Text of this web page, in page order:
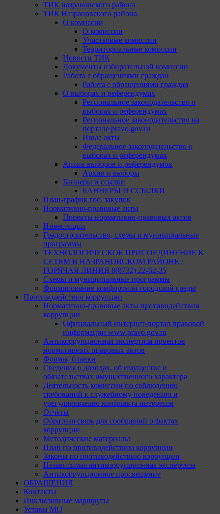
ТИК назрановского района
ТИК Назрановского района
О комиссии
О комиссии
Участковые комиссии
Территориальные комиссии
Новости ТИК
Документы избирательной комиссии
Работа с обращениями граждан
Работа с обращениями граждан
О выборах и референдумах
Региональное законодательство о
выборах и референдумах
Региональное законодательство на
портале pravo.gov.ru
Иные акты
Федеральное законодательство о
выборах и референдумах
Архив выборов и референдумов
Архив и выборы
Баннеры и ссылки
БАННЕРЫ И ССЫЛКИ
План-график гос. закупок
Нормативно-правовые акты
Проекты нормативно-правовых актов
Инвестиции
Градостроительство, схемы и муниципальные
программы
ТЕХНОЛОГИЧЕСКОЕ ПРИСОЕДИНЕНИЕ К
СЕТЯМ В НАЗРАНОВСКОМ РАЙОНЕ /
ГОРЯЧАЯ ЛИНИЯ 8(8732) 22-62-35
Схемы и муниципальные программы
Формирование комфортной городской среды
Противодействие коррупции
Нормативно-правовые акты противодействии
коррупции
Официальный интернет-портал правовой
информации www.pravo.gov.ru
Антикоррупционная экспертиза проектов
нормативных правовых актов
Формы, бланки
Сведения о доходах, об имуществе и
обязательствах имущественного характера
Деятельность комиссии по соблюдению
требований к служебному поведению и
урегулированию конфликта интересов
Отчёты
Обратная связь для сообщений о фактах
коррупции
Методические материалы
План по противодействию коррупции
Законы по противодействию коррупции
Независимая антикоррупционная экспертиза
Антикоррупционное просвещение
ОБРАЩЕНИЯ
Контакты
Инклюзивные маршруты
Уставы МО